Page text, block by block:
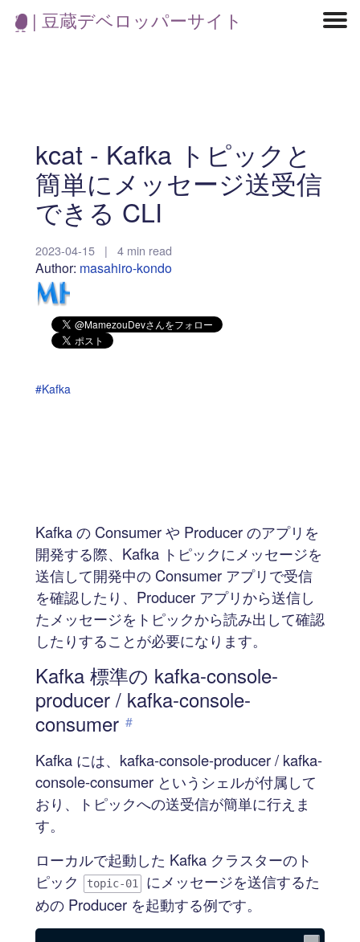
| 豆蔵デベロッパーサイト
kcat - Kafka トピックと
簡単にメッセージ送受信
できる CLI
2023-04-15 | 4 min read
Author: masahiro-kondo
#Kafka
Kafka の Consumer や Producer のアプリを
開発する際、Kafka トピックにメッセージを
送信して開発中の Consumer アプリで受信
を確認したり、Producer アプリから送信し
たメッセージをトピックから読み出して確認
したりすることが必要になります。
Kafka 標準の kafka-console-
producer / kafka-console-
consumer #
Kafka には、kafka-console-producer / kafka-
console-consumer というシェルが付属して
おり、トピックへの送受信が簡単に行えま
す。
ローカルで起動した Kafka クラスターのト
ピック
topic-01
にメッセージを送信するた
めの Producer を起動する例です。